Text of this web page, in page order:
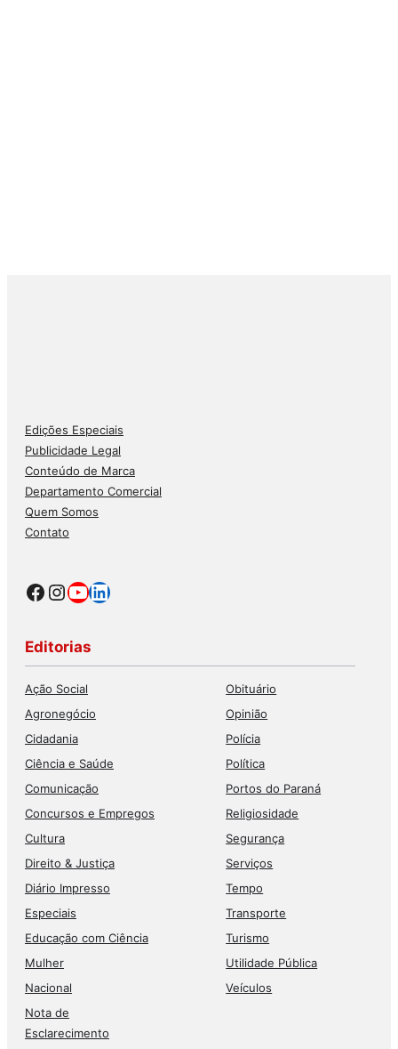
Edições Especiais
Publicidade Legal
Conteúdo de Marca
Departamento Comercial
Quem Somos
Contato
Facebook
Instagram
Youtube
LinkedIn
Editorias
Ação Social
Agronegócio
Cidadania
Ciência e Saúde
Comunicação
Concursos e Empregos
Cultura
Direito & Justiça
Diário Impresso
Especiais
Educação com Ciência
Mulher
Nacional
Nota de
Esclarecimento
Obituário
Opinião
Polícia
Política
Portos do Paraná
Religiosidade
Segurança
Serviços
Tempo
Transporte
Turismo
Utilidade Pública
Veículos